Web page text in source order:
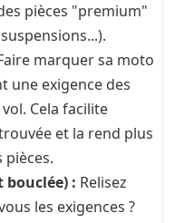
pièces "premium"
marquer sa moto
une exigence des
Cela facilite
et la rend plus
bouclée) : Relisez
les exigences ?